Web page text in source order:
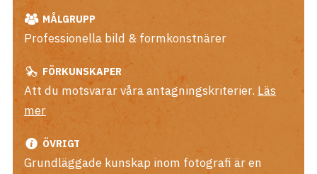
MÅLGRUPP
Professionella bild & formkonstnärer
FÖRKUNSKAPER
Att du motsvarar våra antagningskriterier. Läs
mer
ÖVRIGT
Grundläggade kunskap inom fotografi är en